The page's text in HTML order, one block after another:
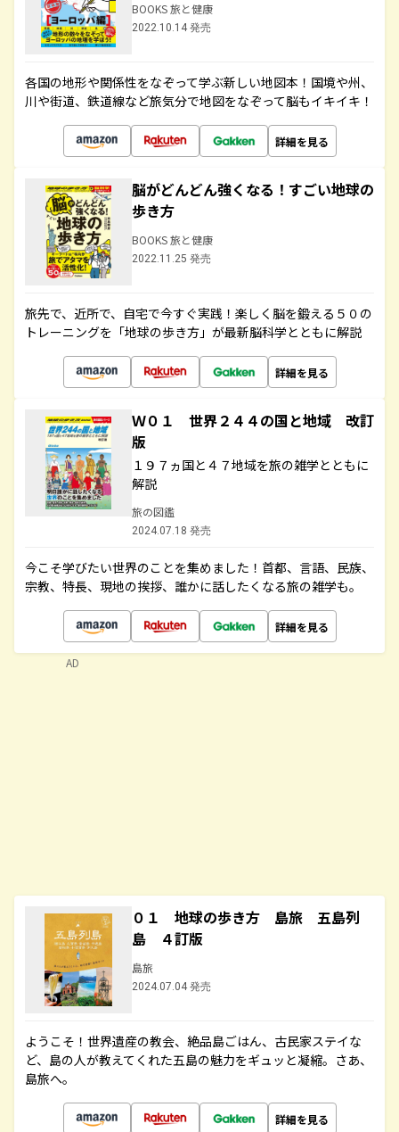
BOOKS 旅と健康
2022.10.14 発売
各国の地形や関係性をなぞって学ぶ新しい地図本！国境や州、
川や街道、鉄道線など旅気分で地図をなぞって脳もイキイキ！
詳細を見る
脳がどんどん強くなる！すごい地球の
歩き方
BOOKS 旅と健康
2022.11.25 発売
旅先で、近所で、自宅で今すぐ実践！楽しく脳を鍛える５０の
トレーニングを「地球の歩き方」が最新脳科学とともに解説
詳細を見る
Ｗ０１ 世界２４４の国と地域 改訂
版
１９７ヵ国と４７地域を旅の雑学とともに
解説
旅の図鑑
2024.07.18 発売
今こそ学びたい世界のことを集めました！首都、言語、民族、
宗教、特長、現地の挨拶、誰かに話したくなる旅の雑学も。
詳細を見る
０１ 地球の歩き方 島旅 五島列
島 ４訂版
島旅
2024.07.04 発売
ようこそ！世界遺産の教会、絶品島ごはん、古民家ステイな
ど、島の人が教えてくれた五島の魅力をギュッと凝縮。さあ、
島旅へ。
詳細を見る
AD